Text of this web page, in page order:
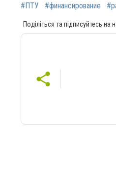
#ПТУ
#финансирование
Поділіться та підписуйтесь на